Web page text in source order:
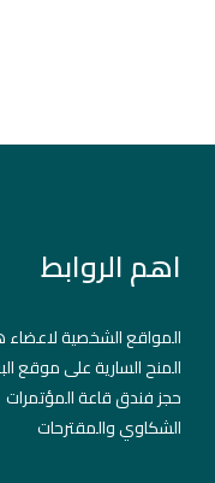
اهم الروابط
المواقع الشخصية لاعضاء
المنح السارية على موقع
حجز فندق قاعة المؤتمرات
الشكاوي والمقترحات